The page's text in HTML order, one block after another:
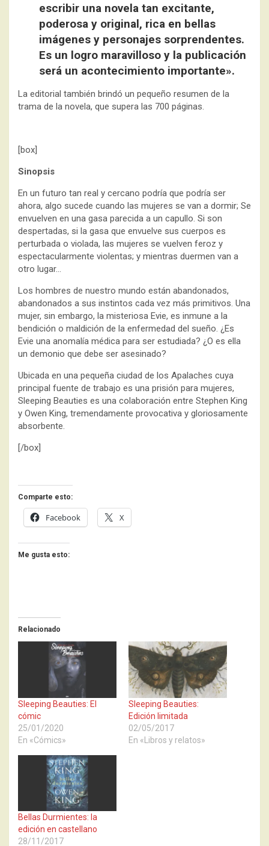
escribir una novela tan excitante,
poderosa y original, rica en bellas
imágenes y personajes sorprendentes.
Es un logro maravilloso y la publicación
será un acontecimiento importante».
La editorial también brindó un pequeño resumen de la
trama de la novela, que supera las 700 páginas.
[box]
Sinopsis
En un futuro tan real y cercano podría que podría ser
ahora, algo sucede cuando las mujeres se van a dormir; Se
envuelven en una gasa parecida a un capullo. Si son
despertadas, si la gasa que envuelve sus cuerpos es
perturbada o violada, las mujeres se vuelven feroz y
espectacularmente violentas; y mientras duermen van a
otro lugar…
Los hombres de nuestro mundo están abandonados,
abandonados a sus instintos cada vez más primitivos. Una
mujer, sin embargo, la misteriosa Evie, es inmune a la
bendición o maldición de la enfermedad del sueño. ¿Es
Evie una anomalía médica para ser estudiada? ¿O es ella
un demonio que debe ser asesinado?
Ubicada en una pequeña ciudad de los Apalaches cuya
principal fuente de trabajo es una prisión para mujeres,
Sleeping Beauties es una colaboración entre Stephen King
y Owen King, tremendamente provocativa y gloriosamente
absorbente.
[/box]
Comparte esto:
Facebook X
Me gusta esto:
Relacionado
Sleeping Beauties: El
cómic
25/01/2020
En «Cómics»
Sleeping Beauties:
Edición limitada
02/05/2017
En «Libros y relatos»
Bellas Durmientes: la
edición en castellano
28/11/2017